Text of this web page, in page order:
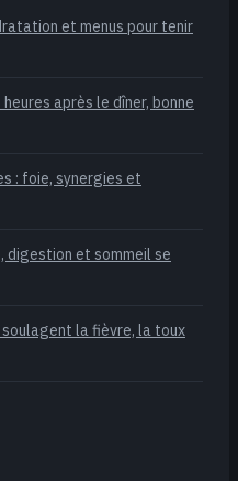
et menus pour tenir
après le dîner, bonne
: foie, synergies et
digestion et sommeil se
la fièvre, la toux